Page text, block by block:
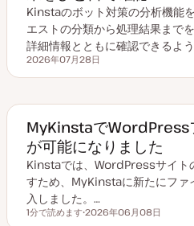
Kinstaのボット対策の分析機能
エストの分類から処理結果まで
詳細情報とともに確認できるよ
更新日
2026年07月28日
MyKinstaでWordPress
が可能になりました
Kinstaでは、WordPressサイト
すため、MyKinstaに新たにファ
入しました。…
読むのにかかる時間
1分で読めます 2026年06月08日